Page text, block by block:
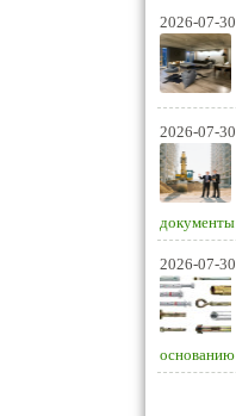
2026-07-30
2026-07-30
документы
2026-07-30
основанию